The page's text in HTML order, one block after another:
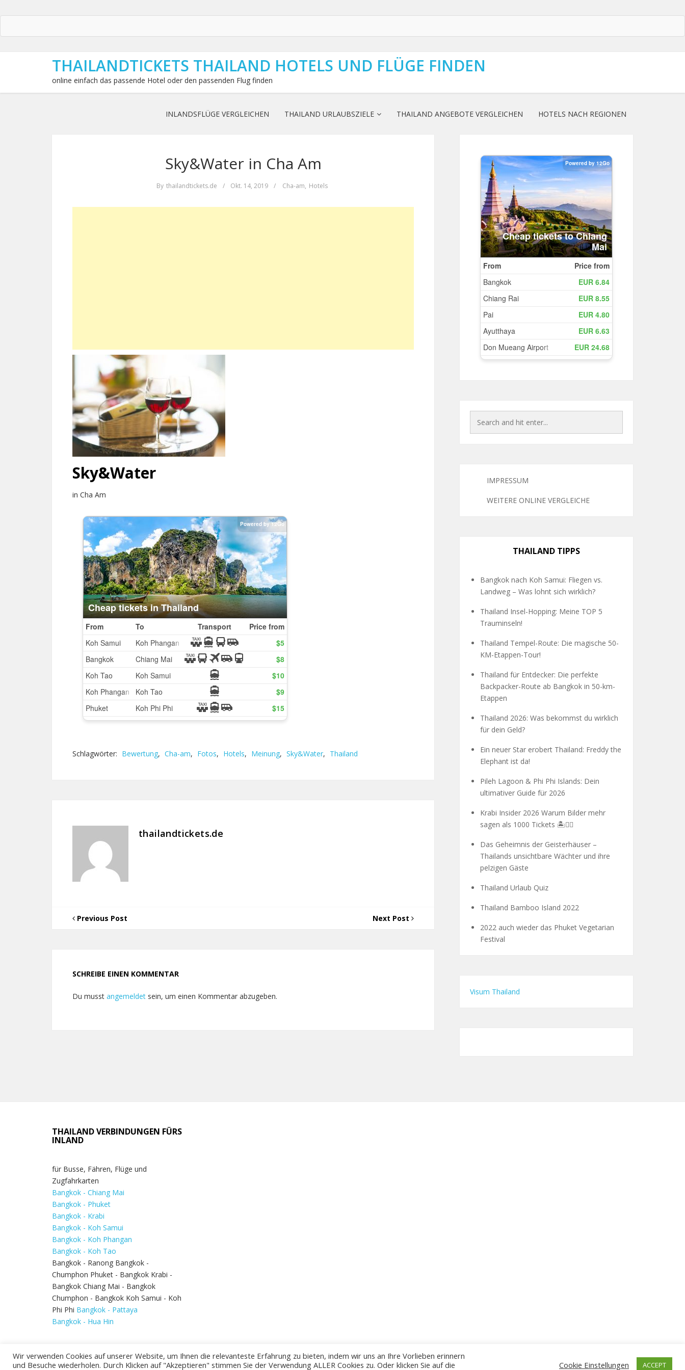
THAILANDTICKETS THAILAND HOTELS UND FLÜGE FINDEN
online einfach das passende Hotel oder den passenden Flug finden
INLANDSFLÜGE VERGLEICHEN THAILAND URLAUBSZIELE THAILAND ANGEBOTE VERGLEICHEN HOTELS NACH REGIONEN
Sky&Water in Cha Am
By thailandtickets.de / Okt. 14, 2019 / Cha-am, Hotels
Sky&Water
in Cha Am
Schlagwörter: Bewertung, Cha-am, Fotos, Hotels, Meinung, Sky&Water, Thailand
thailandtickets.de
Previous Post Next Post
SCHREIBE EINEN KOMMENTAR
Du musst angemeldet sein, um einen Kommentar abzugeben.
IMPRESSUM
WEITERE ONLINE VERGLEICHE
THAILAND TIPPS
Bangkok nach Koh Samui: Fliegen vs.
Landweg – Was lohnt sich wirklich?
Thailand Insel-Hopping: Meine TOP 5
Trauminseln!
Thailand Tempel-Route: Die magische 50-
KM-Etappen-Tour!
Thailand für Entdecker: Die perfekte
Backpacker-Route ab Bangkok in 50-km-
Etappen
Thailand 2026: Was bekommst du wirklich
für dein Geld?
Ein neuer Star erobert Thailand: Freddy the
Elephant ist da!
Pileh Lagoon & Phi Phi Islands: Dein
ultimativer Guide für 2026
Krabi Insider 2026 Warum Bilder mehr
sagen als 1000 Tickets 🏝️🧗‍♂️
Das Geheimnis der Geisterhäuser –
Thailands unsichtbare Wächter und ihre
pelzigen Gäste
Thailand Urlaub Quiz
Thailand Bamboo Island 2022
2022 auch wieder das Phuket Vegetarian
Festival
Visum Thailand
THAILAND VERBINDUNGEN FÜRS
INLAND
für Busse, Fähren, Flüge und
Zugfahrkarten
Bangkok - Chiang Mai
Bangkok - Phuket
Bangkok - Krabi
Bangkok - Koh Samui
Bangkok - Koh Phangan
Bangkok - Koh Tao
Bangkok - Ranong Bangkok -
Chumphon Phuket - Bangkok Krabi -
Bangkok Chiang Mai - Bangkok
Chumphon - Bangkok Koh Samui - Koh
Phi Phi Bangkok - Pattaya
Bangkok - Hua Hin
Wir verwenden Cookies auf unserer Website, um Ihnen die relevanteste Erfahrung zu bieten, indem wir uns an Ihre Vorlieben erinnern
und Besuche wiederholen. Durch Klicken auf "Akzeptieren" stimmen Sie der Verwendung ALLER Cookies zu. Oder klicken Sie auf die
Cookie Einstellungen ACCEPT